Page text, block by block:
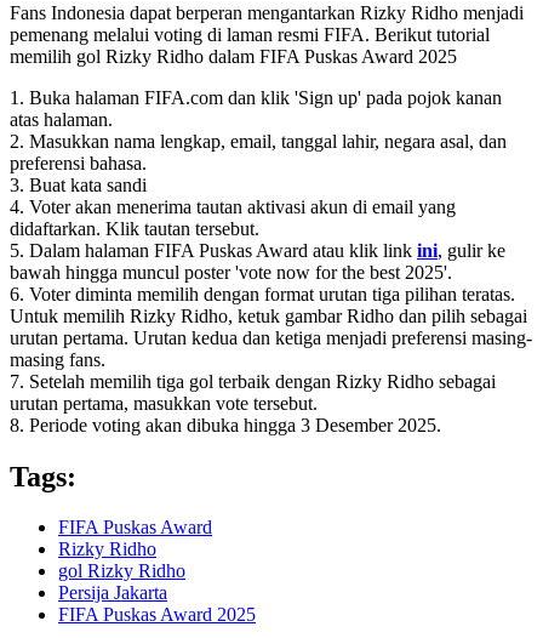
Fans Indonesia dapat berperan mengantarkan Rizky Ridho menjadi
pemenang melalui voting di laman resmi FIFA. Berikut tutorial
memilih gol Rizky Ridho dalam FIFA Puskas Award 2025
1. Buka halaman FIFA.com dan klik 'Sign up' pada pojok kanan
atas halaman.
2. Masukkan nama lengkap, email, tanggal lahir, negara asal, dan
preferensi bahasa.
3. Buat kata sandi
4. Voter akan menerima tautan aktivasi akun di email yang
didaftarkan. Klik tautan tersebut.
5. Dalam halaman FIFA Puskas Award atau klik link ini, gulir ke
bawah hingga muncul poster 'vote now for the best 2025'.
6. Voter diminta memilih dengan format urutan tiga pilihan teratas.
Untuk memilih Rizky Ridho, ketuk gambar Ridho dan pilih sebagai
urutan pertama. Urutan kedua dan ketiga menjadi preferensi masing-
masing fans.
7. Setelah memilih tiga gol terbaik dengan Rizky Ridho sebagai
urutan pertama, masukkan vote tersebut.
8. Periode voting akan dibuka hingga 3 Desember 2025.
Tags:
FIFA Puskas Award
Rizky Ridho
gol Rizky Ridho
Persija Jakarta
FIFA Puskas Award 2025